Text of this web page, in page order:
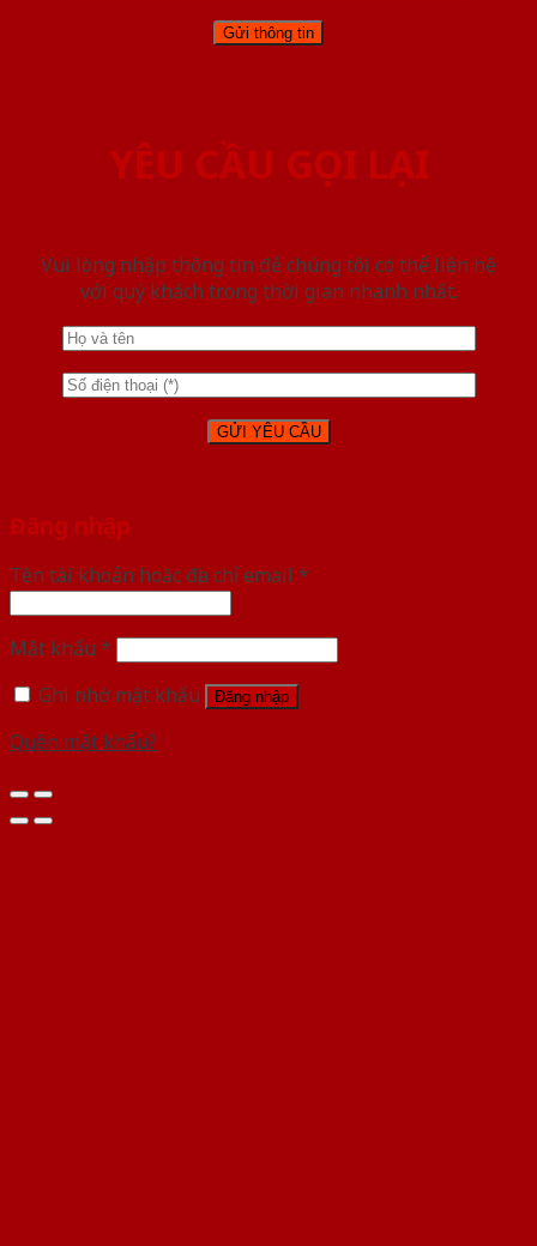
YÊU CẦU GỌI LẠI
Vui lòng nhập thông tin để chúng tôi có thể liên hệ
với quý khách trong thời gian nhanh nhất.
Đăng nhập
Tên tài khoản hoặc địa chỉ email *
Mật khẩu *
Ghi nhớ mật khẩu
Đăng nhập
Quên mật khẩu?